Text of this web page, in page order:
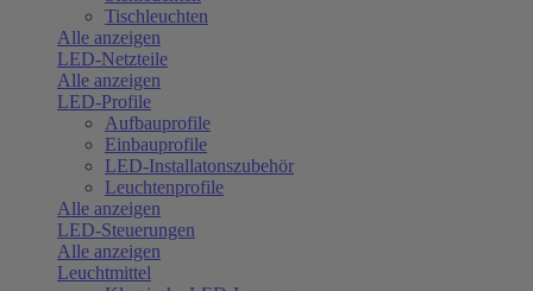
Tischleuchten
Alle anzeigen
LED-Netzteile
Alle anzeigen
LED-Profile
Aufbauprofile
Einbauprofile
LED-Installatonszubehör
Leuchtenprofile
Alle anzeigen
LED-Steuerungen
Alle anzeigen
Leuchtmittel